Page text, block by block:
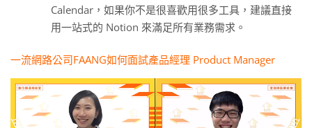
Calendar，如果你不是很喜歡用很多工具，建議直接
用一站式的 Notion 來滿足所有業務需求。
一流網路公司FAANG如何面試產品經理 Product Manager